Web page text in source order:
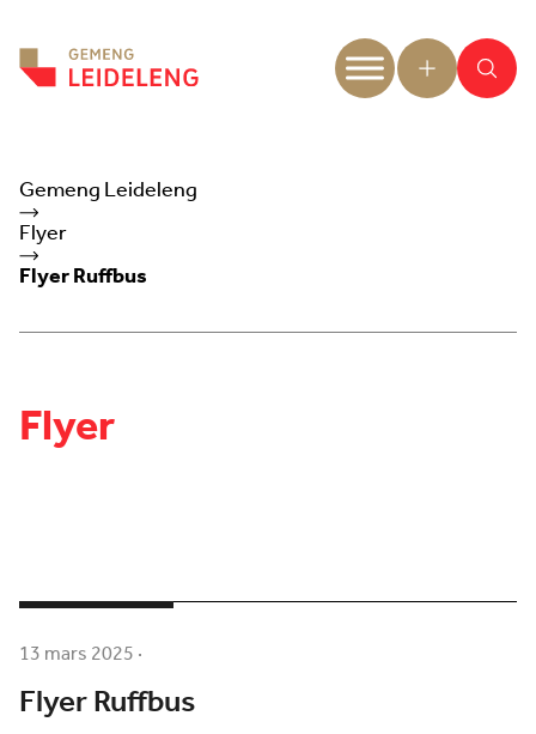
Gemeng Leideleng
Flyer
Flyer Ruffbus
Flyer
13 mars 2025·
Flyer Ruffbus